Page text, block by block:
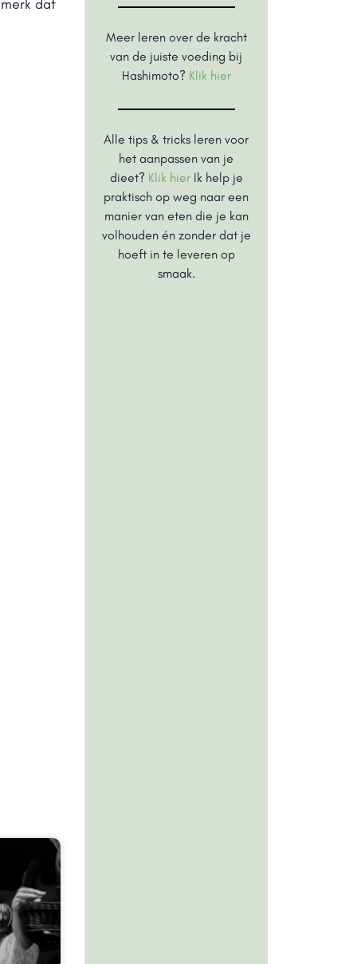
dat
Meer leren over de kracht
van de juiste voeding bij
Hashimoto? Klik hier
Alle tips & tricks leren voor
het aanpassen van je
dieet? Klik hierIk help je
praktisch op weg naar een
manier van eten die je kan
volhouden én zonder dat je
hoeft in te leveren op
smaak.